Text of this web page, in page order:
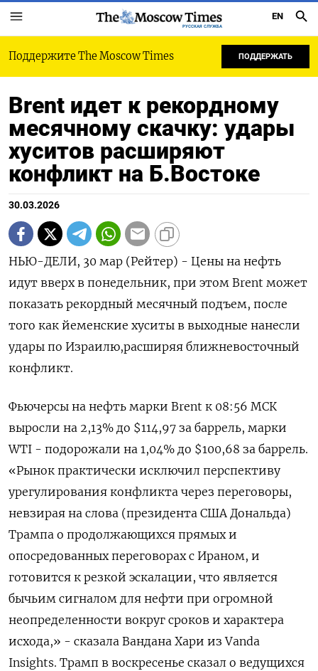
РУССКАЯ СЛУЖБА
EN
Поддержите The Moscow Times ПОДДЕРЖАТЬ
Brent идет к рекордному
месячному скачку: удары
хуситов расширяют
конфликт на Б.Востоке
30.03.2026
НЬЮ-ДЕЛИ, 30 мар (Рейтер) - Цены на нефть
идут вверх в понедельник, при этом Brent может
показать рекордный месячный подъем, после
того как йеменские хуситы в выходные ‌нанесли
удары по Израилю,расширяя ближневосточный
конфликт.
Фьючерсы на нефть марки Brent к 08:56 МСК
выросли на 2,13% до $114,97 за баррель, марки
WTI - подорожали на 1,04% до $100,68 ​за баррель.
«Рынок практически исключил ​перспективу
урегулирования конфликта через ​переговоры,
невзирая ⁠на слова (президента США Дональда)
Трампа о продолжающихся прямых и
‌опосредованных переговорах с Ираном, и
готовится ‌к резкой эскалации, что является
бычьим сигналом для нефти при огромной
неопределенности ​вокруг сроков и характера
исхода,» - сказала Вандана Хари из Vanda
‌Insights. Трамп в воскресенье сказал о ведущихся